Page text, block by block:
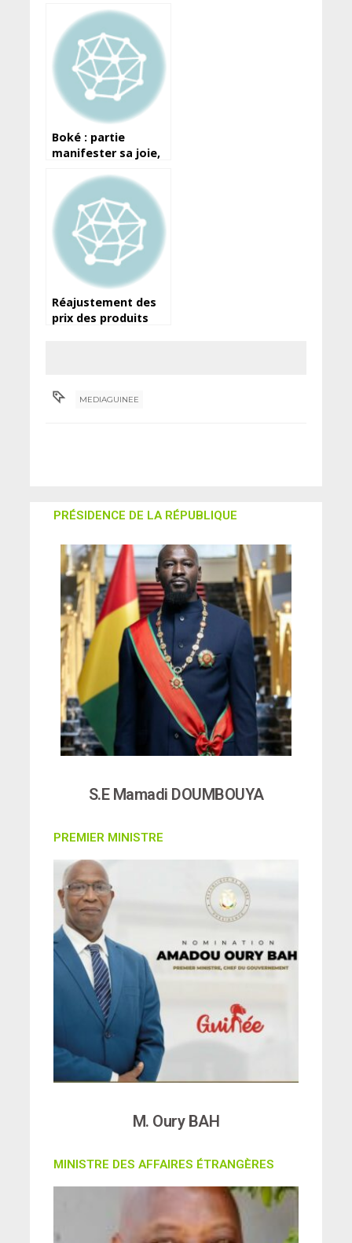
olympiques de
Tokyo
Boké : partie
manifester sa joie,
l’examen d’entrée
en 7è A perd la vie
dans les eaux
Réajustement des
prix des produits
MEDIAGUINEE
PRÉSIDENCE DE LA RÉPUBLIQUE
S.E Mamadi DOUMBOUYA
PREMIER MINISTRE
M. Oury BAH
MINISTRE DES AFFAIRES ÉTRANGÈRES